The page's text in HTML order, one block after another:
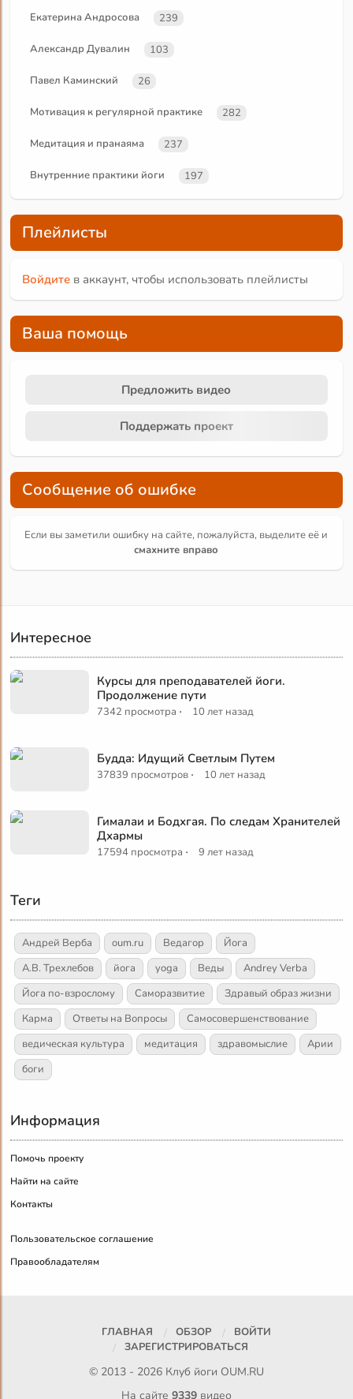
Екатерина Андросова 239
Александр Дувалин 103
Павел Каминский 26
Мотивация к регулярной практике 282
Медитация и пранаяма 237
Внутренние практики йоги 197
Плейлисты
Войдите в аккаунт, чтобы использовать плейлисты
Ваша помощь
Предложить видео
Поддержать проект
Сообщение об ошибке
Если вы заметили ошибку на сайте, пожалуйста, выделите её и
смахните вправо
Интересное
Курсы для преподавателей йоги.
Продолжение пути
7342 просмотра · 10 лет назад
Будда: Идущий Светлым Путем
37839 просмотров · 10 лет назад
Гималаи и Бодхгая. По следам Хранителей
Дхармы
17594 просмотра · 9 лет назад
Теги
Андрей Верба oum.ru Ведагор
Йога
А.В. Трехлебов
йога yoga Веды
Andrey Verba
Йога по-взрослому
Саморазвитие
Здравый образ жизни
Карма
Ответы на Вопросы
Самосовершенствование
ведическая культура
медитация здравомыслие
Арии
боги
Информация
Помочь проекту
Найти на сайте
Контакты
Пользовательское соглашение
Правообладателям
ГЛАВНАЯ ОБЗОР
ВОЙТИ
ЗАРЕГИСТРИРОВАТЬСЯ
© 2013 - 2026 Клуб йоги OUM.RU
На сайте 9339видео